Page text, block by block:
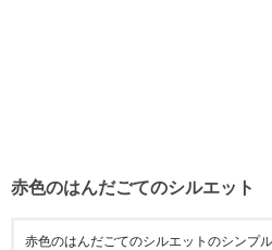
赤色のはんだごてのシルエット
赤色のはんだごてのシルエットのシンプ